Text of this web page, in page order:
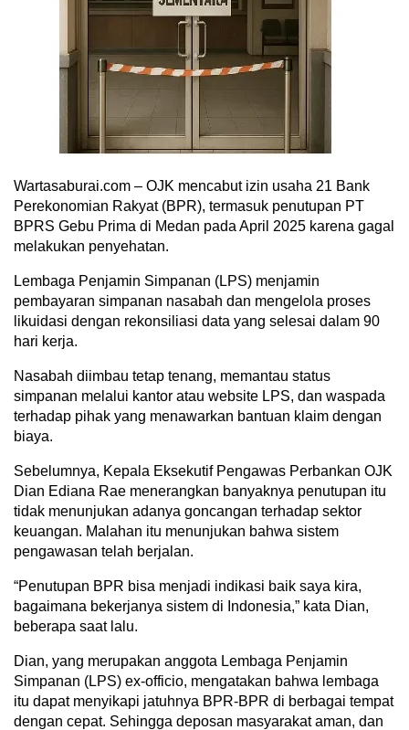
Wartasaburai.com – OJK mencabut izin usaha 21 Bank
Perekonomian Rakyat (BPR), termasuk penutupan PT
BPRS Gebu Prima di Medan pada April 2025 karena gagal
melakukan penyehatan.
Lembaga Penjamin Simpanan (LPS) menjamin
pembayaran simpanan nasabah dan mengelola proses
likuidasi dengan rekonsiliasi data yang selesai dalam 90
hari kerja.
Nasabah diimbau tetap tenang, memantau status
simpanan melalui kantor atau website LPS, dan waspada
terhadap pihak yang menawarkan bantuan klaim dengan
biaya.
Sebelumnya, Kepala Eksekutif Pengawas Perbankan OJK
Dian Ediana Rae menerangkan banyaknya penutupan itu
tidak menunjukan adanya goncangan terhadap sektor
keuangan. Malahan itu menunjukan bahwa sistem
pengawasan telah berjalan.
“Penutupan BPR bisa menjadi indikasi baik saya kira,
bagaimana bekerjanya sistem di Indonesia,” kata Dian,
beberapa saat lalu.
Dian, yang merupakan anggota Lembaga Penjamin
Simpanan (LPS) ex-officio, mengatakan bahwa lembaga
itu dapat menyikapi jatuhnya BPR-BPR di berbagai tempat
dengan cepat. Sehingga deposan masyarakat aman, dan